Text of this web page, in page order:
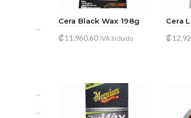
Cera Black Wax 198g
₡11,960.60 IVA Incluido
Cera
₡